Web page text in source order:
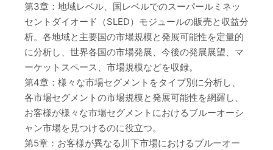
第3章：地域レベル、国レベルでのスーパールミネッ
セントダイオード（SLED）モジュールの販売と収益分
析。各地域と主要国の市場規模と発展可能性を定量的
に分析し、世界各国の市場発展、今後の発展展望、マ
ーケットスペース、市場規模などを収録。
第4章：様々な市場セグメントをタイプ別に分析し、
各市場セグメントの市場規模と発展可能性を網羅し、
お客様が様々な市場セグメントにおけるブルーオーシ
ャン市場を見つけるのに役立つ。
第5章：お客様が異なる川下市場におけるブルーオー